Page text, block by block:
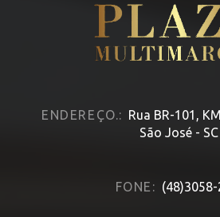
ENDEREÇO.: Rua BR-101,
São José - SC
FONE: